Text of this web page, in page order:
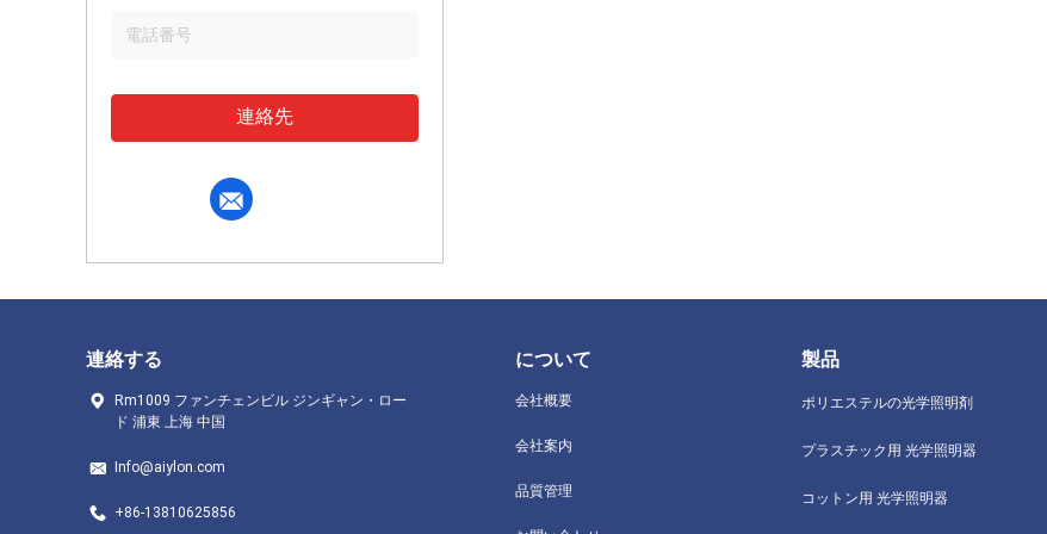
連絡先
連絡する
Rm1009 ファンチェンビル ジンギャン・ロー
ド 浦東 上海 中国
Info@aiylon.com
+86-13810625856
について
会社概要
会社案内
品質管理
製品
ポリエステルの光学照明剤
プラスチック用 光学照明器
コットン用 光学照明器